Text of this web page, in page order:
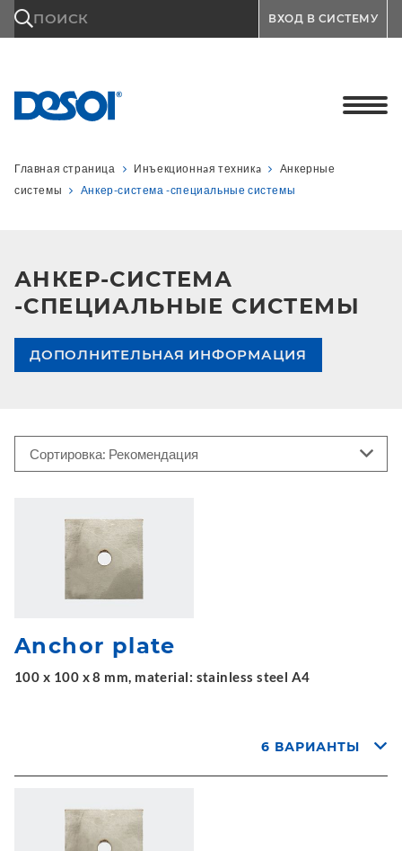
ПОИСК ВХОД В СИСТЕМУ
Главная страница Инъекционнaя техникa
Анкерные
системы
Анкер-система -специальные системы
АНКЕР-СИСТЕМА
-СПЕЦИАЛЬНЫЕ СИСТЕМЫ
ДОПОЛНИТЕЛЬНАЯ ИНФОРМАЦИЯ
Anchor plate
100 x 100 x 8 mm, material: stainless steel A4
6 ВАРИАНТЫ